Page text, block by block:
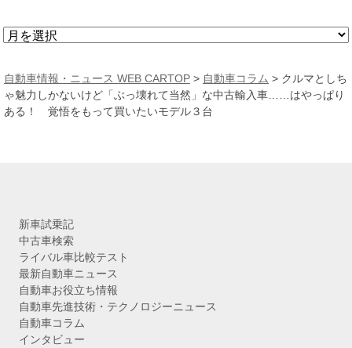
ア
カ
イ
ブ
自動車情報・ニュース WEB CARTOP > 自動車コラム > クルマとしち
ゃ魅力しかないけど「ぶっ壊れて当然」な中古輸入車……はやっぱり
ある！ 覚悟をもって買いたいモデル３台
新車試乗記
中古車検索
ライバル車比較テスト
最新自動車ニュース
自動車お役立ち情報
自動車先進技術・テクノロジーニュース
自動車コラム
インタビュー